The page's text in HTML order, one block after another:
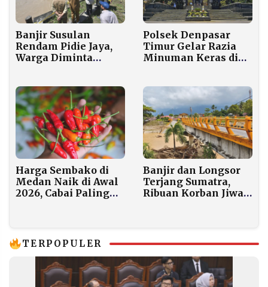
Banjir Susulan
Rendam Pidie Jaya,
Warga Diminta
Polsek Denpasar
Timur Gelar Razia
Minuman Keras di
Harga Sembako di
Medan Naik di Awal
2026, Cabai Paling
Banjir dan Longsor
Terjang Sumatra,
Ribuan Korban Jiwa
TERPOPULER